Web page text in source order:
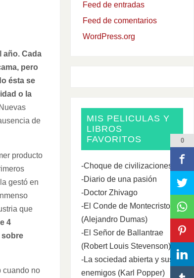
año. Cada
pero
ésta se
o la
de
producto
gestó en
que
4
sobre
cuando no
Feed de entradas
Feed de comentarios
WordPress.org
MIS PELICULAS Y
LIBROS
FAVORITOS
-Choque de civilizaciones
-Diario de una pasión
-Doctor Zhivago
-El Conde de Montecristo
(Alejandro Dumas)
-El Señor de Ballantrae
(Robert Louis Stevenson)
-La sociedad abierta y sus
enemigos (Karl Popper)
0